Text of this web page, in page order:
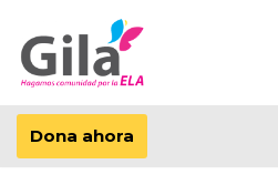
Saltar
al
contenido
Dona ahora